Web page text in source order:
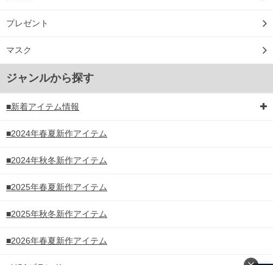
プレゼント
マスク
ジャンルから探す
■新着アイテム情報
■2024年春夏新作アイテム
■2024年秋冬新作アイテム
■2025年春夏新作アイテム
■2025年秋冬新作アイテム
■2026年春夏新作アイテム